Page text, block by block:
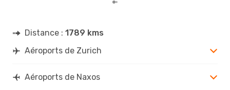
Distance : 1789 kms
Aéroports de Zurich
Aéroports de Naxos